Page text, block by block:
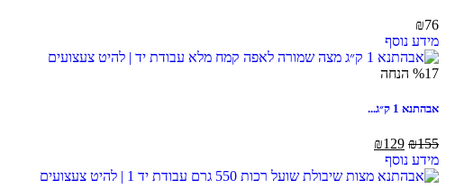
₪76
מידע נוסף
%17 הנחה
אבהתנא 1 ק״ג...
₪155
₪129
מידע נוסף